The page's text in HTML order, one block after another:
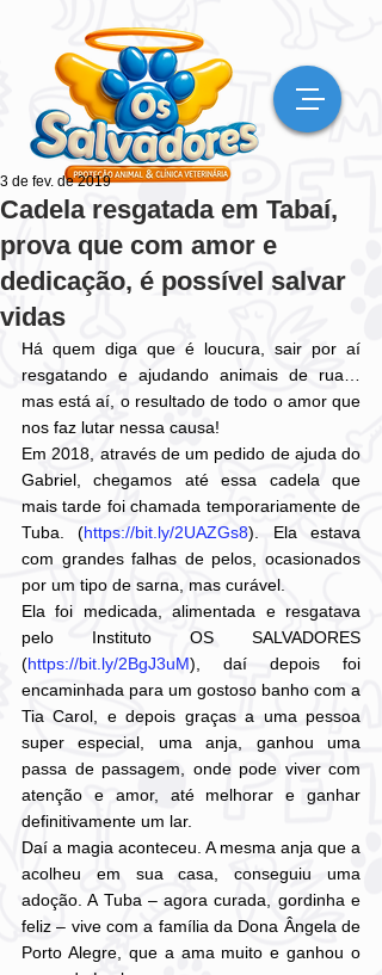
Cadela resgatada em Tabaí,
prova que com amor e
dedicação, é possível salvar
vidas
3 de fev. de 2019
Há quem diga que é loucura, sair por aí
resgatando e ajudando animais de rua…
mas está aí, o resultado de todo o amor que
nos faz lutar nessa causa!
Em 2018, através de um pedido de ajuda do
Gabriel, chegamos até essa cadela que
mais tarde foi chamada temporariamente de
Tuba. (https://bit.ly/2UAZGs8). Ela estava
com grandes falhas de pelos, ocasionados
por um tipo de sarna, mas curável.
Ela foi medicada, alimentada e resgatava
pelo Instituto OS SALVADORES
(https://bit.ly/2BgJ3uM), daí depois foi
encaminhada para um gostoso banho com a
Tia Carol, e depois graças a uma pessoa
super especial, uma anja, ganhou uma
passa de passagem, onde pode viver com
atenção e amor, até melhorar e ganhar
definitivamente um lar.
Daí a magia aconteceu. A mesma anja que a
acolheu em sua casa, conseguiu uma
adoção. A Tuba – agora curada, gordinha e
feliz – vive com a família da Dona Ângela de
Porto Alegre, que a ama muito e ganhou o